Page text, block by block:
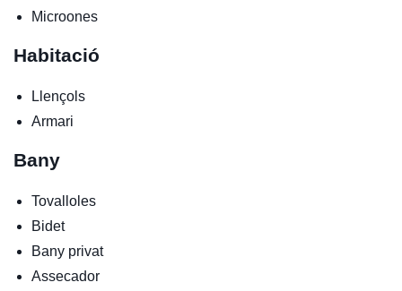
Microones
Habitació
Llençols
Armari
Bany
Tovalloles
Bidet
Bany privat
Assecador